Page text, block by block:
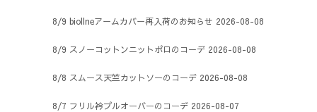
8/9 biollneアームカバー再入荷のお知らせ 2026-08-08
8/9 スノーコットンニットポロのコーデ 2026-08-08
8/8 スムース天竺カットソーのコーデ 2026-08-08
8/7 フリル衿プルオーバーのコーデ 2026-08-07